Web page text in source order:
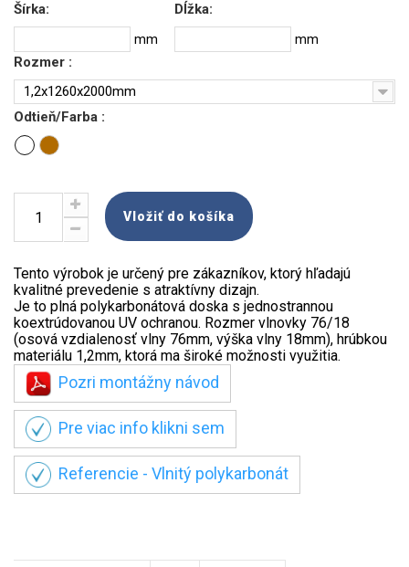
Šírka:
mm
Dĺžka:
mm
Rozmer :
1,2x1260x2000mm
Odtieň/Farba :
Vložiť do košíka
Tento výrobok je určený pre zákazníkov, ktorý hľadajú
kvalitné prevedenie s atraktívny dizajn.
Je to plná polykarbonátová doska s jednostrannou
koextrúdovanou UV ochranou. Rozmer vlnovky 76/18
(osová vzdialenosť vlny 76mm, výška vlny 18mm), hrúbkou
materiálu 1,2mm, ktorá ma široké možnosti využitia.
Pozri montážny návod
Pre viac info klikni sem
Referencie - Vlnitý polykarbonát